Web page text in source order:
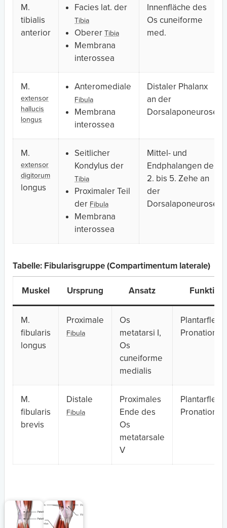
M.
tibialis
anterior
Facies lat. der
Tibia
Oberer Tibia
Membrana
interossea
Innenfläche des
Os cuneiforme
med.
M.
extensor
hallucis
longus
Anteromediale
Fibula
Membrana
interossea
Distaler Phalanx
an der
Dorsalaponeurose
M.
extensor
digitorum
longus
Seitlicher
Kondylus der
Tibia
Proximaler Teil
der Fibula
Membrana
interossea
Mittel- und
Endphalangen der
2. bis 5. Zehe an
der
Dorsalaponeurose
Tabelle: Fibularisgruppe (Compartimentum laterale)
Muskel Ursprung Ansatz Funktion
M.
fibularis
longus
Proximale
Fibula
Os
metatarsi I,
Os
cuneiforme
medialis
Pronation
M.
fibularis
brevis
Distale
Fibula
Proximales
Ende des
Os
metatarsale
V
Pronation